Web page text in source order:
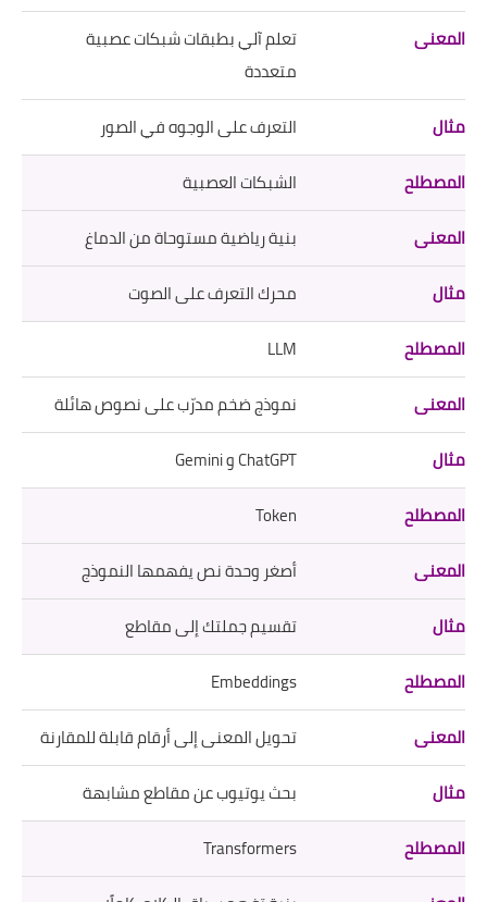
تعلم آلي بطبقات شبكات عصبية
متعددة
التعرف على الوجوه في الصور
الشبكات العصبية
بنية رياضية مستوحاة من الدماغ
محرك التعرف على الصوت
LLM
نموذج ضخم مدرّب على نصوص هائلة
ChatGPT و Gemini
Token
أصغر وحدة نص يفهمها النموذج
تقسيم جملتك إلى مقاطع
Embeddings
تحويل المعنى إلى أرقام قابلة للمقارنة
بحث يوتيوب عن مقاطع مشابهة
Transformers